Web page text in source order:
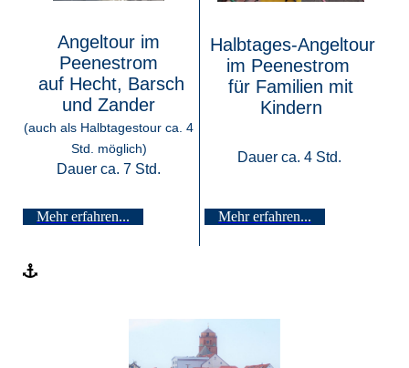
Angeltour im
Peenestrom
auf Hecht, Barsch
und Zander
(auch als Halbtagestour ca. 4
Std. möglich)
Dauer ca. 7 Std.
Halbtages-Angeltour
im Peenestrom
für Familien mit
Kindern
Dauer ca. 4 Std.
Mehr erfahren... Mehr erfahren...